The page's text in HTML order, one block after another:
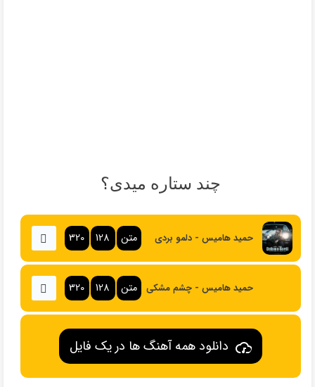
چند ستاره میدی؟
حمید هامیس - دلمو بردی متن 128
320
حمید هامیس - چشم مشکی متن 128
320
دانلود همه آهنگ ها در یک فایل